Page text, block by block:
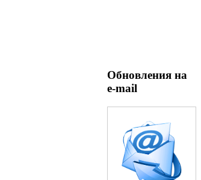
Обновления на
e-mail